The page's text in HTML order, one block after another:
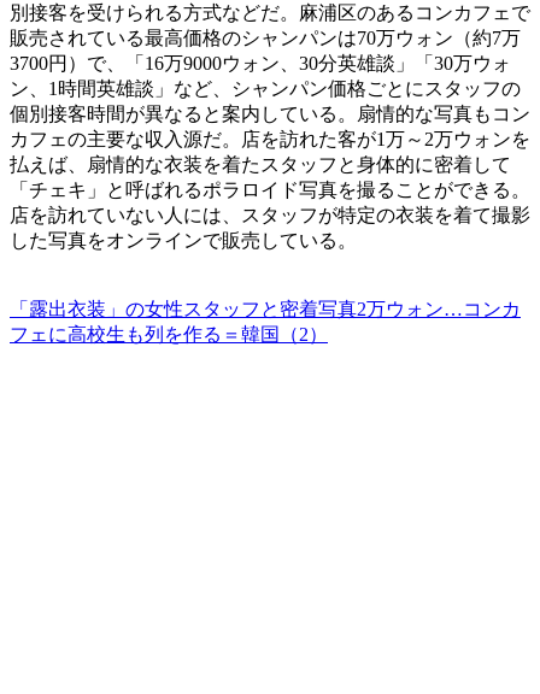
別接客を受けられる方式などだ。麻浦区のあるコンカフェで
販売されている最高価格のシャンパンは70万ウォン（約7万
3700円）で、「16万9000ウォン、30分英雄談」「30万ウォ
ン、1時間英雄談」など、シャンパン価格ごとにスタッフの
個別接客時間が異なると案内している。扇情的な写真もコン
カフェの主要な収入源だ。店を訪れた客が1万～2万ウォンを
払えば、扇情的な衣装を着たスタッフと身体的に密着して
「チェキ」と呼ばれるポラロイド写真を撮ることができる。
店を訪れていない人には、スタッフが特定の衣装を着て撮影
した写真をオンラインで販売している。
「露出衣装」の女性スタッフと密着写真2万ウォン…コンカ
フェに高校生も列を作る＝韓国（2）